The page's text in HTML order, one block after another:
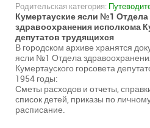
Родительская категория:
Кумертауские ясли №1 Отдела
здравоохранения исполкома
депутатов трудящихся
В городском архиве хранятся
ясли №1 Отдела
Кумертауского горсовета
1954 годы:
Сметы расходов и отчеты,
список детей, приказы по
расписание.